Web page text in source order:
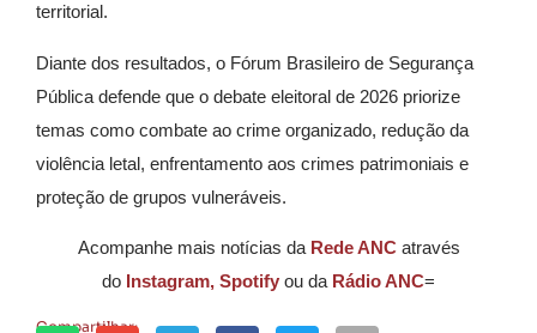
territorial.
Diante dos resultados, o Fórum Brasileiro de Segurança
Pública defende que o debate eleitoral de 2026 priorize
temas como combate ao crime organizado, redução da
violência letal, enfrentamento aos crimes patrimoniais e
proteção de grupos vulneráveis.
Acompanhe mais notícias da Rede ANCatravés
do Instagram, Spotify ou da Rádio ANC=
Compartilhar: